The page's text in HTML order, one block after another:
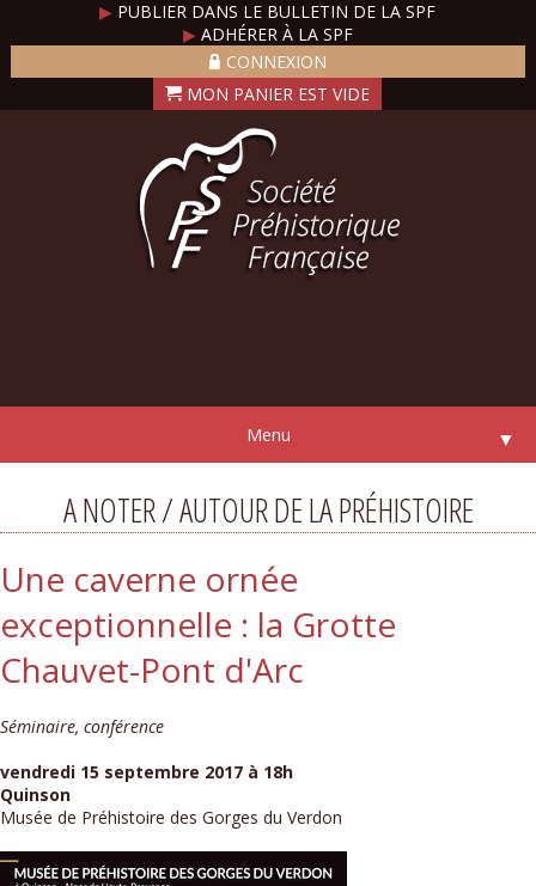
▶ PUBLIER DANS LE BULLETIN DE LA SPF
▶ADHÉRER À LA SPF
CONNEXION
Menu ▼
A NOTER / AUTOUR DE LA PRÉHISTOIRE
Une caverne ornée
exceptionnelle : la Grotte
Chauvet-Pont d'Arc
Séminaire, conférence
vendredi 15 septembre 2017 à 18h
Quinson
Musée de Préhistoire des Gorges du Verdon